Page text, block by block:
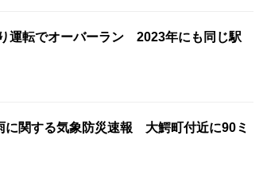
運転でオーバーラン 2023年にも同じ駅
に関する気象防災速報 大鰐町付近に90ミ